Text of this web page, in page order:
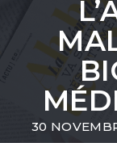
30